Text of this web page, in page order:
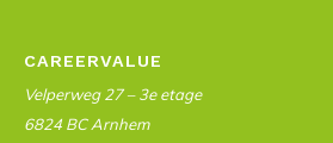
CAREERVALUE
Velperweg 27 – 3e etage
6824 BC Arnhem